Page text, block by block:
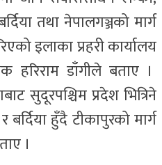
तथा नेपालगञ्जको मार्ग
इलाका प्रहरी कार्यालय
हरिराम डाँगीले बताए ।
सुदूरपश्चिम प्रदेश भित्रिने
हुँदै टीकापुरको मार्ग
।